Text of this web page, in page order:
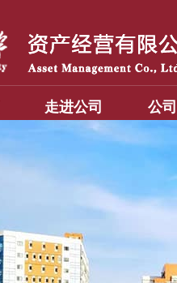
走进公司 公